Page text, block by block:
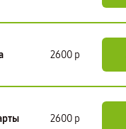
2600 р
2600 р